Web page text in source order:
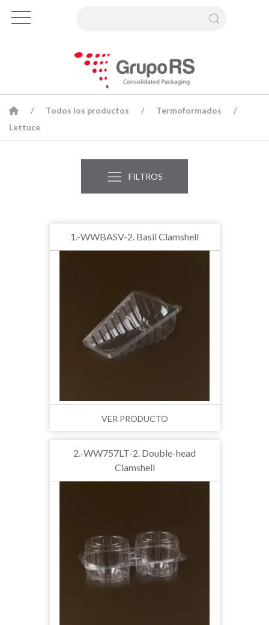
Todos los productos
Termoformados
Lettuce
FILTROS
1.-WWBASV-2. Basil Clamshell
VER PRODUCTO
2.-WW757LT-2. Double-head
Clamshell